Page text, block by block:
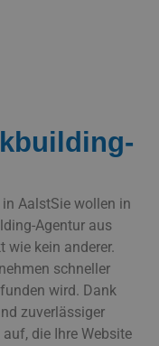
AalstSie wollen in
Agentur aus
wie kein anderer.
schneller
wird. Dank
zuverlässiger
die Ihre Website